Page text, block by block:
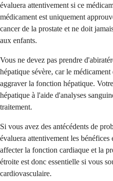
évaluera attentivement si ce
médicament est uniquement
cancer de la prostate et ne doit
aux enfants.
Vous ne devez pas prendre
hépatique sévère, car le
aggraver la fonction hépatique.
hépatique à l'aide d'analyses
traitement.
Si vous avez des antécédents de
évaluera attentivement les
affecter la fonction cardiaque et la
étroite est donc essentielle si vous
cardiovasculaire.